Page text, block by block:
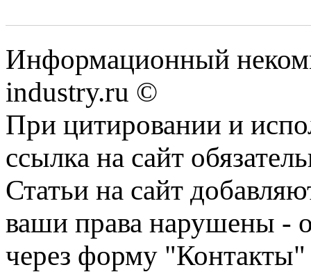
Информационный
industry.ru ©
При цитировании и
ссылка на сайт
Статьи на сайт
ваши права нарушены -
через форму "Контакты"